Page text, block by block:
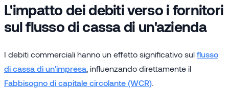
L'impatto dei debiti verso i fornitori
sul flusso di cassa di un'azienda
I debiti commerciali hanno un effetto significativo sul flusso
di cassa di un'impresa , influenzando direttamente il
Fabbisogno di capitale circolante (WCR)